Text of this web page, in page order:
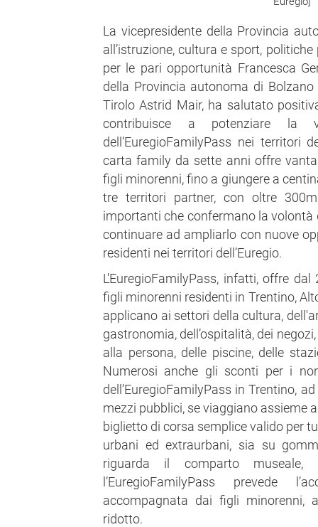
La vicepresidente della Provincia
all’istruzione, cultura e sport,
per le pari opportunità Francesca
della Provincia autonoma di
Tirolo Astrid Mair, ha salutato
contribuisce a potenziare la
dell’EuregioFamilyPass nei territori
carta family da sette anni offre
figli minorenni, fino a giungere a
tre territori partner, con oltre
importanti che confermano la volontà
continuare ad ampliarlo con nuove
residenti nei territori dell’Euregio.
L'EuregioFamilyPass, infatti, offre
figli minorenni residenti in Trentino,
applicano ai settori della cultura,
gastronomia, dell’ospitalità, dei
alla persona, delle piscine, delle
Numerosi anche gli sconti per i
dell’EuregioFamilyPass in Trentino,
mezzi pubblici, se viaggiano assieme
biglietto di corsa semplice valido per
urbani ed extraurbani, sia su
riguarda il comparto
l’EuregioFamilyPass prevede
accompagnata dai figli
ridotto.